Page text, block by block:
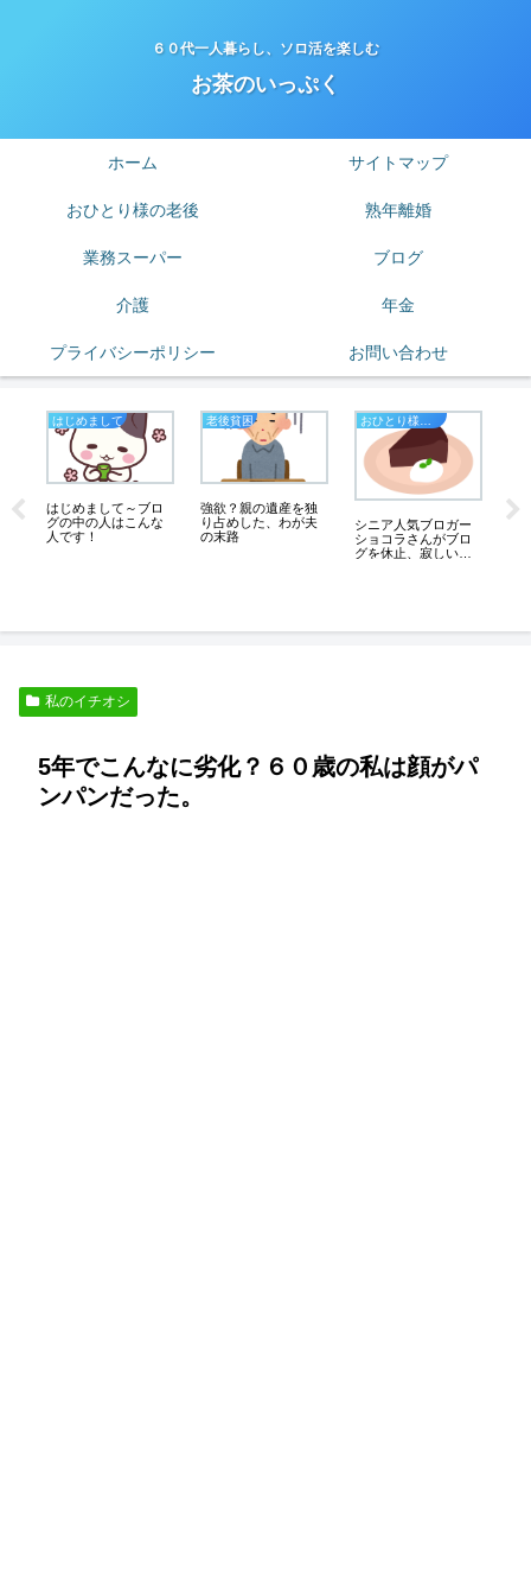
６０代一人暮らし、ソロ活を楽しむ
お茶のいっぷく
ホーム サイトマップ
おひとり様の老後 熟年離婚
業務スーパー ブログ
介護 年金
プライバシーポリシー お問い合わせ
はじめまして
はじめまして～ブロ
グの中の人はこんな
人です！
老後貧困
強欲？親の遺産を独
り占めした、わが夫
の末路
シニア人気ブロガー
ショコラさんがブロ
グを休止、寂しいで
５
ー
私のイチオシ
5年でこんなに劣化？６０歳の私は顔がパ
ンパンだった。